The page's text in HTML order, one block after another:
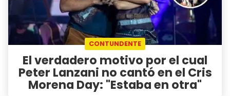
CONTUNDENTE
El verdadero motivo por el cual
Peter Lanzani no cantó en el Cris
Morena Day: "Estaba en otra"